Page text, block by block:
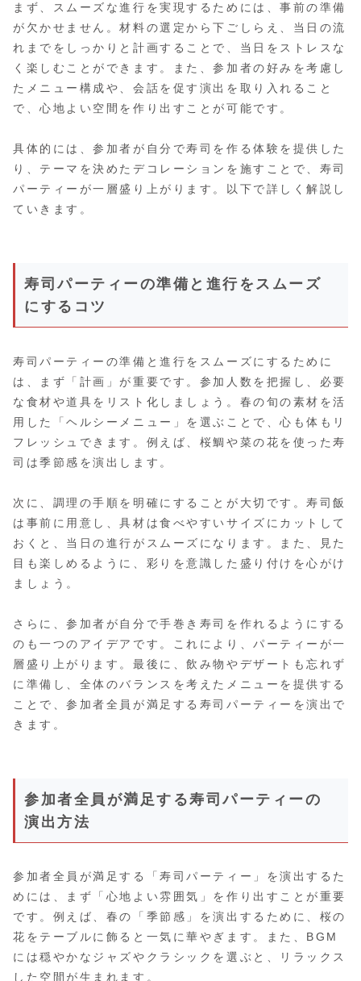
まず、スムーズな進行を実現するためには、事前の準備
が欠かせません。材料の選定から下ごしらえ、当日の流
れまでをしっかりと計画することで、当日をストレスな
く楽しむことができます。また、参加者の好みを考慮し
たメニュー構成や、会話を促す演出を取り入れること
で、心地よい空間を作り出すことが可能です。
具体的には、参加者が自分で寿司を作る体験を提供した
り、テーマを決めたデコレーションを施すことで、寿司
パーティーが一層盛り上がります。以下で詳しく解説し
ていきます。
寿司パーティーの準備と進行をスムーズ
にするコツ
寿司パーティーの準備と進行をスムーズにするために
は、まず「計画」が重要です。参加人数を把握し、必要
な食材や道具をリスト化しましょう。春の旬の素材を活
用した「ヘルシーメニュー」を選ぶことで、心も体もリ
フレッシュできます。例えば、桜鯛や菜の花を使った寿
司は季節感を演出します。
次に、調理の手順を明確にすることが大切です。寿司飯
は事前に用意し、具材は食べやすいサイズにカットして
おくと、当日の進行がスムーズになります。また、見た
目も楽しめるように、彩りを意識した盛り付けを心がけ
ましょう。
さらに、参加者が自分で手巻き寿司を作れるようにする
のも一つのアイデアです。これにより、パーティーが一
層盛り上がります。最後に、飲み物やデザートも忘れず
に準備し、全体のバランスを考えたメニューを提供する
ことで、参加者全員が満足する寿司パーティーを演出で
きます。
参加者全員が満足する寿司パーティーの
演出方法
参加者全員が満足する「寿司パーティー」を演出するた
めには、まず「心地よい雰囲気」を作り出すことが重要
です。例えば、春の「季節感」を演出するために、桜の
花をテーブルに飾ると一気に華やぎます。また、BGM
には穏やかなジャズやクラシックを選ぶと、リラックス
した空間が生まれます。